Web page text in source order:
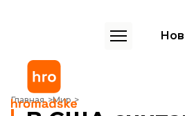
Главная Мир
В США считают, что Россия не сможет